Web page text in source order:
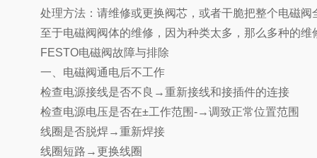
处理方法：请维修或更换阀芯，或者干脆把整个电磁阀
至于电磁阀阀体的维修，因为种类太多，那么多种的
FESTO电磁阀故障与排除
一、电磁阀通电后不工作
检查电源接线是否不良→重新接线和接插件的连接
检查电源电压是否在±工作范围-→调致正常位置范围
线圈是否脱焊→重新焊接
线圈短路→更换线圈